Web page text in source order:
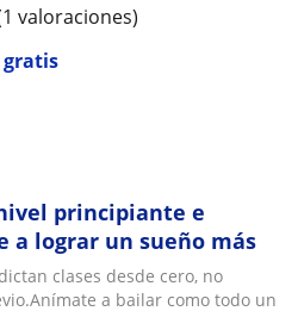
gratis
valoraciones)
principiante e
a lograr un sueño más
clases desde cero, no
a bailar como todo un